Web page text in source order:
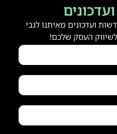
ועדכונים מאיתנו לגבי
העסק שלכם!